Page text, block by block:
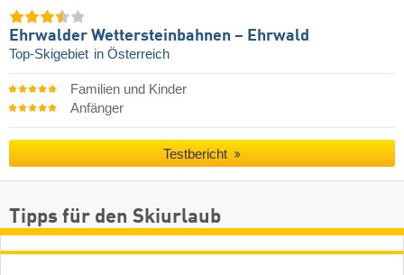
Ehrwalder Wettersteinbahnen – Ehrwald
Top-Skigebiet in Österreich
Familien und Kinder
Anfänger
Testbericht
Tipps für den Skiurlaub